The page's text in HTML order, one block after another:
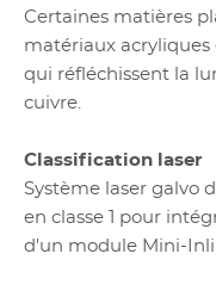
Certaines matières
matériaux
qui réfléchissent la
cuivre.
Classification laser
Système laser galvo
en classe 1 pour
d'un module Mini-